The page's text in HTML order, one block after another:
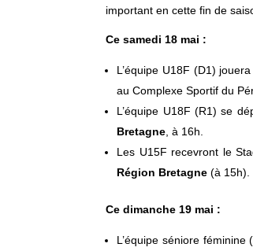
important en cette fin de
Ce samedi 18 mai :
L’équipe U18F (D1) jouera
au Complexe Sportif du
L’équipe U18F (R1) se
Bretagne , à 16h.
Les U15F recevront le
Région Bretagne (à 15h).
Ce dimanche 19 mai :
L’équipe séniore féminine